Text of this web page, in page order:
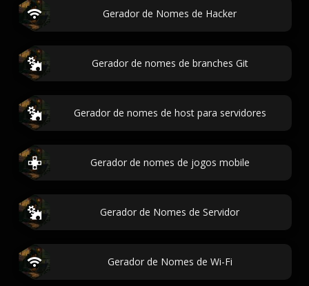
Gerador de Nomes de Hacker
Gerador de nomes de branches Git
Gerador de nomes de host para servidores
Gerador de nomes de jogos mobile
Gerador de Nomes de Servidor
Gerador de Nomes de Wi-Fi